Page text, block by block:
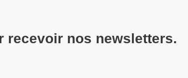
recevoir nos newsletters.